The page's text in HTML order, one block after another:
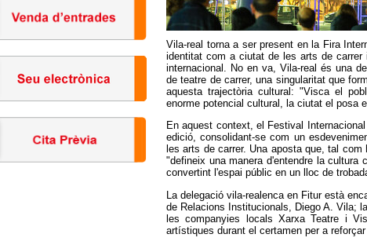
Vila-real torna a ser present en la Fira
identitat com a ciutat de les arts de
internacional. No en va, Vila-real és una
de teatre de carrer, una singularitat que
aquesta trajectòria cultural: "Visca el
enorme potencial cultural, la ciutat el posa
En aquest context, el Festival
edició, consolidant-se com un
les arts de carrer. Una aposta que, tal
"defineix una manera d'entendre la
convertint l'espai públic en un lloc de
La delegació vila-realenca en Fitur està
de Relacions Institucionals, Diego A. Vila;
les companyies locals Xarxa Teatre i
artístiques durant el certamen per a